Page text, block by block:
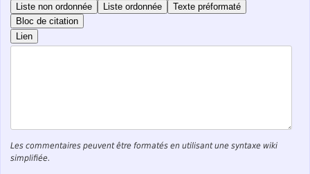
Liste non ordonnée
Liste ordonnée
Texte préformaté
Bloc de citation
Lien
Les commentaires peuvent être formatés en utilisant une syntaxe wiki
simplifiée.